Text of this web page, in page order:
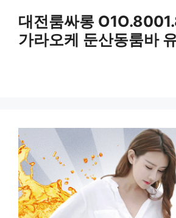
대전룸싸롱
가라오케 둔산동룸바